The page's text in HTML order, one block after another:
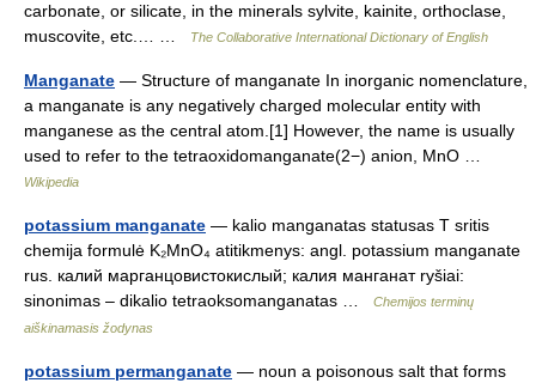
carbonate, or silicate, in the minerals sylvite, kainite, orthoclase,
muscovite, etc.… …
The Collaborative International Dictionary of English
Manganate — Structure of manganate In inorganic nomenclature,
a manganate is any negatively charged molecular entity with
manganese as the central atom.[1] However, the name is usually
used to refer to the tetraoxidomanganate(2−) anion, MnO …
Wikipedia
potassium manganate — kalio manganatas statusas T sritis
chemija formulė K₂MnO₄ atitikmenys: angl. potassium manganate
rus. калий марганцовистокислый; калия манганат ryšiai:
sinonimas – dikalio tetraoksomanganatas …
Chemijos terminų
aiškinamasis žodynas
potassium permanganate — noun a poisonous salt that forms